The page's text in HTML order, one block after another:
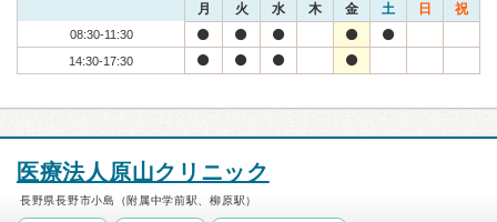
月 火 水 木 金 土 日 祝
08:30-11:30
14:30-17:30
医療法人原山クリニック
長野県長野市小島（附属中学前駅、柳原駅）